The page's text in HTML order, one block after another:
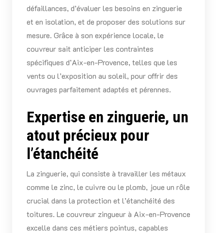
défaillances, d’évaluer les besoins en zinguerie
et en isolation, et de proposer des solutions sur
mesure. Grâce à son expérience locale, le
couvreur sait anticiper les contraintes
spécifiques d’Aix-en-Provence, telles que les
vents ou l’exposition au soleil, pour offrir des
ouvrages parfaitement adaptés et pérennes.
Expertise en zinguerie, un
atout précieux pour
l’étanchéité
La zinguerie, qui consiste à travailler les métaux
comme le zinc, le cuivre ou le plomb, joue un rôle
crucial dans la protection et l’étanchéité des
toitures. Le couvreur zingueur à Aix-en-Provence
excelle dans ces métiers pointus, capables